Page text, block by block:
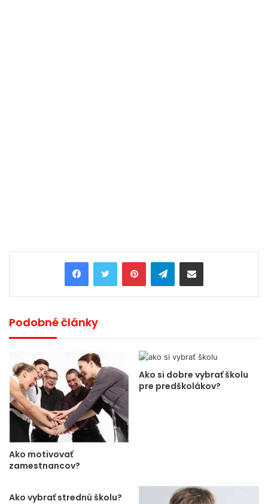
PinterestTelegramShare via Email
Podobné články
Ako motivovať
zamestnancov?
Ako si dobre vybrať školu
pre predškolákov?
Ako vybrať strednú školu?